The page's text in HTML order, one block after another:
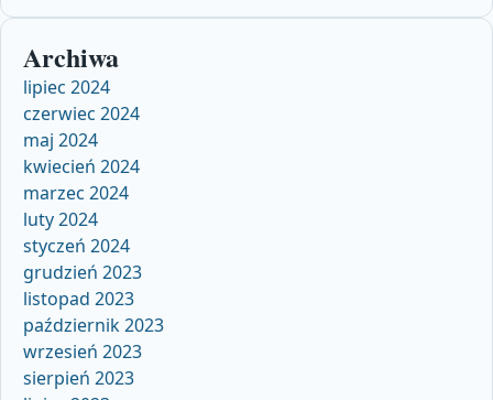
Archiwa
lipiec 2024
czerwiec 2024
maj 2024
kwiecień 2024
marzec 2024
luty 2024
styczeń 2024
grudzień 2023
listopad 2023
październik 2023
wrzesień 2023
sierpień 2023